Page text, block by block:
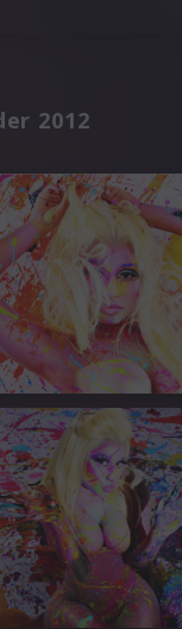
2012